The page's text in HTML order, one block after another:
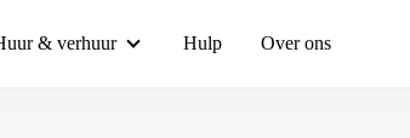
& verhuur Hulp Over ons